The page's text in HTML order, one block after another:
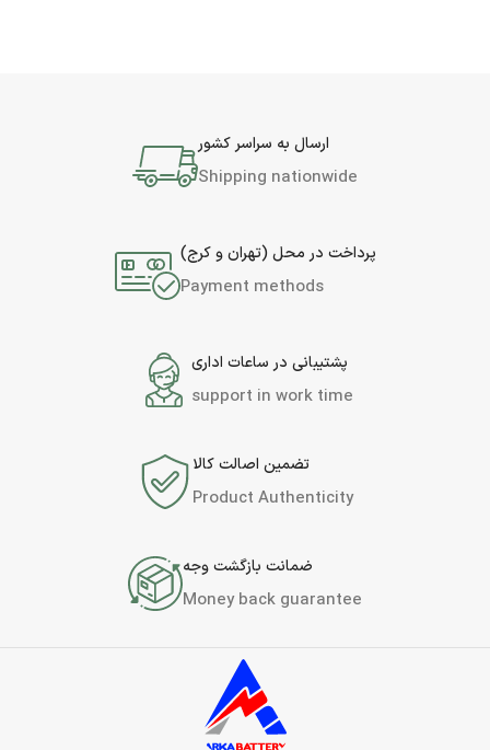
ارسال به سراسر کشور
Shipping nationwide
پرداخت در محل (تهران و کرج)
Payment methods
پشتیبانی در ساعات اداری
support in work time
تضمین اصالت کالا
Product Authenticity
ضمانت بازگشت وجه
Money back guarantee